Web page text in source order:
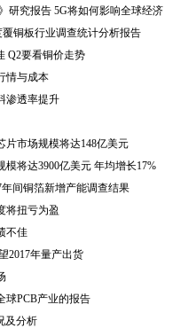
研究报告 5G将如何影响全球经济
覆铜板行业调查统计分析报告
Q2要看铜价走势
情与成本
渗透率提升
片市场规模将达148亿美元
模将达3900亿美元 年均增长17%
年间铜箔新增产能调查结果
将扭亏为盈
不佳
2017年量产出货
球PCB产业的报告
及分析